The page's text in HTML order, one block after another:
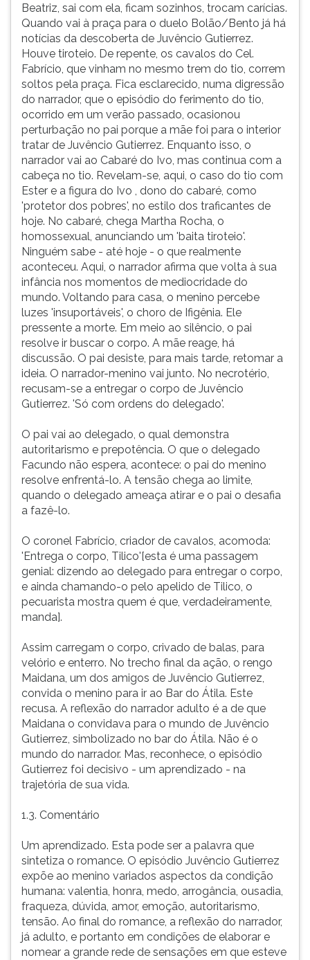
Beatriz, sai com ela, ficam sozinhos, trocam carícias.
Quando vai à praça para o duelo Bolão/Bento já há
notícias da descoberta de Juvêncio Gutierrez.
Houve tiroteio. De repente, os cavalos do Cel.
Fabrício, que vinham no mesmo trem do tio, correm
soltos pela praça. Fica esclarecido, numa digressão
do narrador, que o episódio do ferimento do tio,
ocorrido em um verão passado, ocasionou
perturbação no pai porque a mãe foi para o interior
tratar de Juvêncio Gutierrez. Enquanto isso, o
narrador vai ao Cabaré do Ivo, mas continua com a
cabeça no tio. Revelam-se, aqui, o caso do tio com
Ester e a figura do Ivo , dono do cabaré, como
'protetor dos pobres', no estilo dos traficantes de
hoje. No cabaré, chega Martha Rocha, o
homossexual, anunciando um 'baita tiroteio'.
Ninguém sabe - até hoje - o que realmente
aconteceu. Aqui, o narrador afirma que volta à sua
infância nos momentos de mediocridade do
mundo. Voltando para casa, o menino percebe
luzes 'insuportáveis', o choro de Ifigênia. Ele
pressente a morte. Em meio ao silêncio, o pai
resolve ir buscar o corpo. A mãe reage, há
discussão. O pai desiste, para mais tarde, retomar a
ideia. O narrador-menino vai junto. No necrotério,
recusam-se a entregar o corpo de Juvêncio
Gutierrez. 'Só com ordens do delegado'.
O pai vai ao delegado, o qual demonstra
autoritarismo e prepotência. O que o delegado
Facundo não espera, acontece: o pai do menino
resolve enfrentá-lo. A tensão chega ao limite,
quando o delegado ameaça atirar e o pai o desafia
a fazê-lo.
O coronel Fabrício, criador de cavalos, acomoda:
'Entrega o corpo, Tilico'[esta é uma passagem
genial: dizendo ao delegado para entregar o corpo,
e ainda chamando-o pelo apelido de Tilico, o
pecuarista mostra quem é que, verdadeiramente,
manda].
Assim carregam o corpo, crivado de balas, para
velório e enterro. No trecho final da ação, o rengo
Maidana, um dos amigos de Juvêncio Gutierrez,
convida o menino para ir ao Bar do Átila. Este
recusa. A reflexão do narrador adulto é a de que
Maidana o convidava para o mundo de Juvêncio
Gutierrez, simbolizado no bar do Átila. Não é o
mundo do narrador. Mas, reconhece, o episódio
Gutierrez foi decisivo - um aprendizado - na
trajetória de sua vida.
1.3. Comentário
Um aprendizado. Esta pode ser a palavra que
sintetiza o romance. O episódio Juvêncio Gutierrez
expõe ao menino variados aspectos da condição
humana: valentia, honra, medo, arrogância, ousadia,
fraqueza, dúvida, amor, emoção, autoritarismo,
tensão. Ao final do romance, a reflexão do narrador,
já adulto, e portanto em condições de elaborar e
nomear a grande rede de sensações em que esteve